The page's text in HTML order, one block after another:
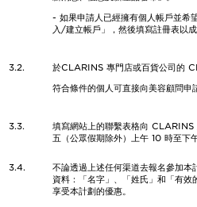
- 如果申請人已經擁有個人帳戶並希
入/建立帳戶」，然後填寫註冊表以成
3.2.
於CLARINS 專門店或百貨公司的
符合條件的個人可直接向美容顧問申
3.3.
填寫網站上的聯繫表格向 CLARINS
五（公眾假期除外）上午 10 時至
3.4.
不論透過上述任何渠道去報名參加本
資料：「名字」、「姓氏」和「有
享受本計劃的優惠。